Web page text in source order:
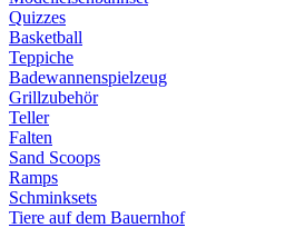
Quizzes
Basketball
Teppiche
Badewannenspielzeug
Grillzubehör
Teller
Falten
Sand Scoops
Ramps
Schminksets
Tiere auf dem Bauernhof